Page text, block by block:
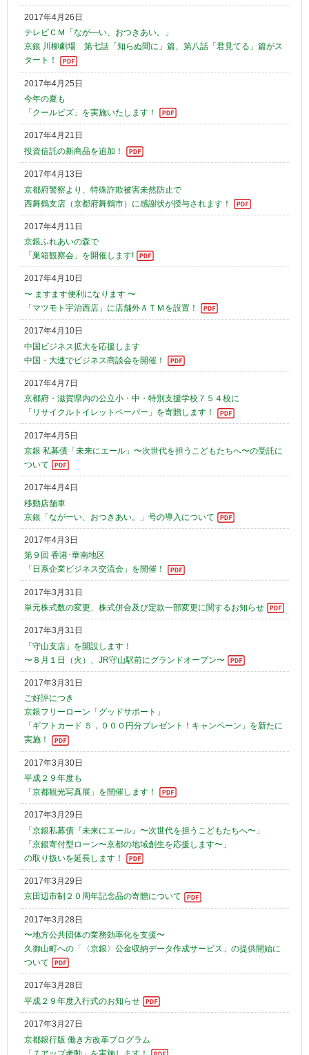
2017年4月26日
テレビＣＭ「なが―い、おつきあい。」
京銀 川柳劇場 第七話「知らぬ間に」篇、第八話「君見てる」篇がス
タート！
2017年4月25日
今年の夏も
「クールビズ」を実施いたします！
2017年4月21日
投資信託の新商品を追加！
2017年4月13日
京都府警察より、特殊詐欺被害未然防止で
西舞鶴支店（京都府舞鶴市）に感謝状が授与されます！
2017年4月11日
京銀ふれあいの森で
「巣箱観察会」を開催します!
2017年4月10日
〜 ますます便利になります 〜
「マツモト宇治西店」に店舗外ＡＴＭを設置！
2017年4月10日
中国ビジネス拡大を応援します
中国・大連でビジネス商談会を開催！
2017年4月7日
京都府・滋賀県内の公立小・中・特別支援学校７５４校に
「リサイクルトイレットペーパー」を寄贈します！
2017年4月5日
京銀 私募債「未来にエール」〜次世代を担うこどもたちへ〜の受託に
ついて
2017年4月4日
移動店舗車
京銀「ながーい、おつきあい。」号の導入について
2017年4月3日
第９回 香港･華南地区
「日系企業ビジネス交流会」を開催！
2017年3月31日
単元株式数の変更、株式併合及び定款一部変更に関するお知らせ
2017年3月31日
「守山支店」を開設します！
〜８月１日（火）、JR守山駅前にグランドオープン〜
2017年3月31日
ご好評につき
京銀フリーローン「グッドサポート」
「ギフトカード ５，０００円分プレゼント！キャンペーン」を新たに
実施！
2017年3月30日
平成２９年度も
「京都観光写真展」を開催します！
2017年3月29日
「京銀私募債『未来にエール』〜次世代を担うこどもたちへ〜」
「京銀寄付型ローン〜京都の地域創生を応援します〜」
の取り扱いを延長します！
2017年3月29日
京田辺市制２０周年記念品の寄贈について
2017年3月28日
〜地方公共団体の業務効率化を支援〜
久御山町への「〈京銀〉公金収納データ作成サービス」の提供開始に
ついて
2017年3月28日
平成２９年度入行式のお知らせ
2017年3月27日
京都銀行版 働き方改革プログラム